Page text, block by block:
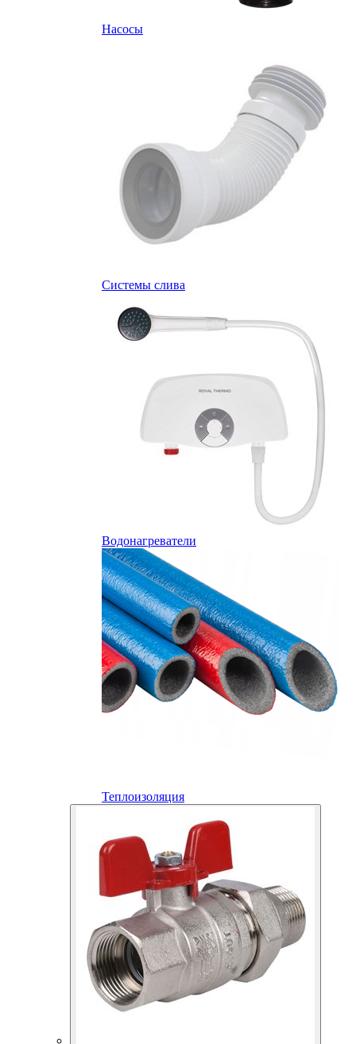
Насосы
Системы слива
Водонагреватели
Теплоизоляция